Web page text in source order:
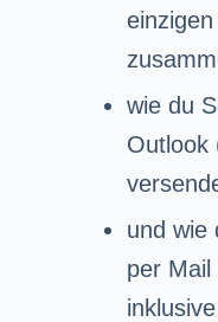
wie du
Outlook
und wie
per